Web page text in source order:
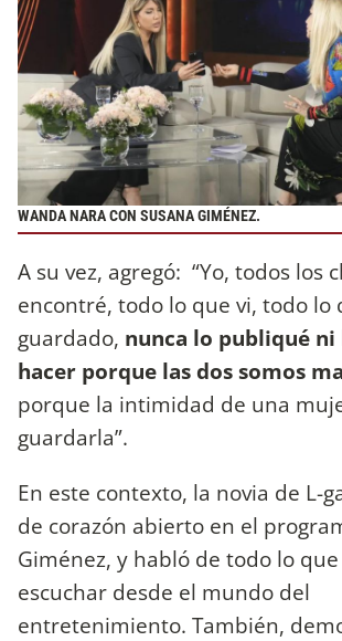
WANDA NARA CON SUSANA GIMÉNEZ.
A su vez, agregó: “Yo, todos los
encontré, todo lo que vi, todo lo
guardado, nunca lo publiqué ni
hacer porque las dos somos
porque la intimidad de una
guardarla”.
En este contexto, la novia de L-
de corazón abierto en el
Giménez, y habló de todo lo
escuchar desde el mundo del
entretenimiento. También,